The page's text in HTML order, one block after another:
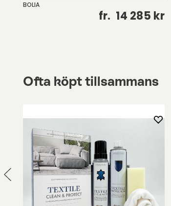
BOLIA
fr. 14 285 kr
Ofta köpt tillsammans